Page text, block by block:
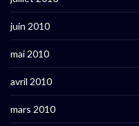
juin 2010
mai 2010
avril 2010
mars 2010